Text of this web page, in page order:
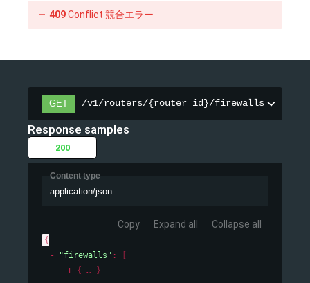
409Conflict 競合エラー
GET /v1/routers/{router_id}/firewalls
Response samples
200
Content type
application/json
Copy Expand all Collapse all
{
"firewalls" :
{
}